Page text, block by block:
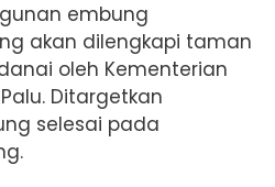
embung
akan dilengkapi taman
oleh Kementerian
Palu. Ditargetkan
selesai pada